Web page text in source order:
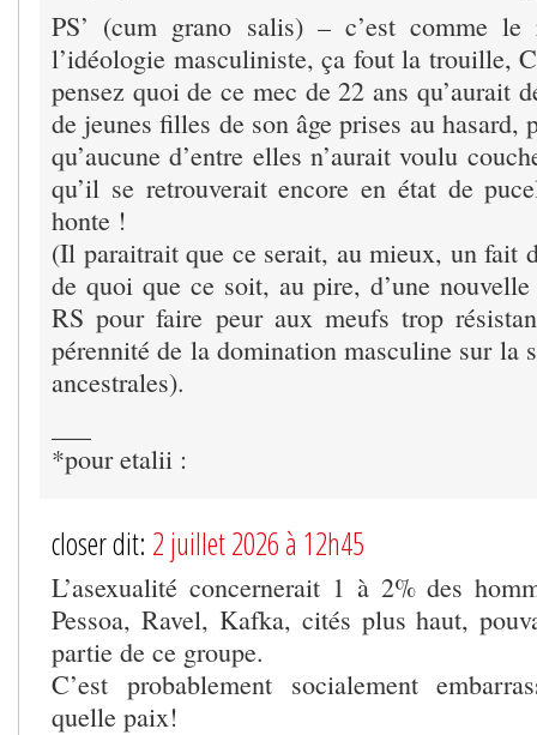
PS’ (cum grano salis) – c’est comme
l’idéologie masculiniste, ça fout la trouille,
pensez quoi de ce mec de 22 ans qu’aurait
de jeunes filles de son âge prises au hasard,
qu’aucune d’entre elles n’aurait voulu
qu’il se retrouverait encore en état de
honte !
(Il paraitrait que ce serait, au mieux, un fait
de quoi que ce soit, au pire, d’une
RS pour faire peur aux meufs trop
pérennité de la domination masculine sur la
ancestrales).
*pour etalii :
closer dit: 2 juillet 2026 à 12h45
L’asexualité concernerait 1 à 2% des
Pessoa, Ravel, Kafka, cités plus haut,
partie de ce groupe.
C’est probablement socialement
quelle paix!